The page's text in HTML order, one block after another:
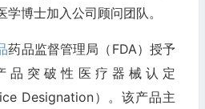
博士加入公司顾问团队。
药品监督管理局（FDA）授予
品突破性医疗器械认定
Designation）。该产品主